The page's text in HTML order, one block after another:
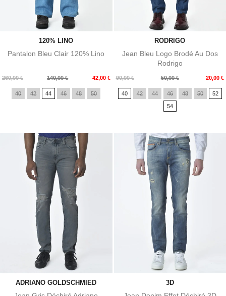
120% LINO
Pantalon Bleu Clair 120% Lino
260,00 €
Prix
140,00 € 42,00 €
Prix
40 42 44 46 48 50
RODRIGO
Jean Bleu Logo Brodé Au Dos
Rodrigo
90,00 €
Prix
de
base
50,00 € 20,00 €
Prix
40 42 44 46 48 50 52
54
ADRIANO GOLDSCHMIED 3D